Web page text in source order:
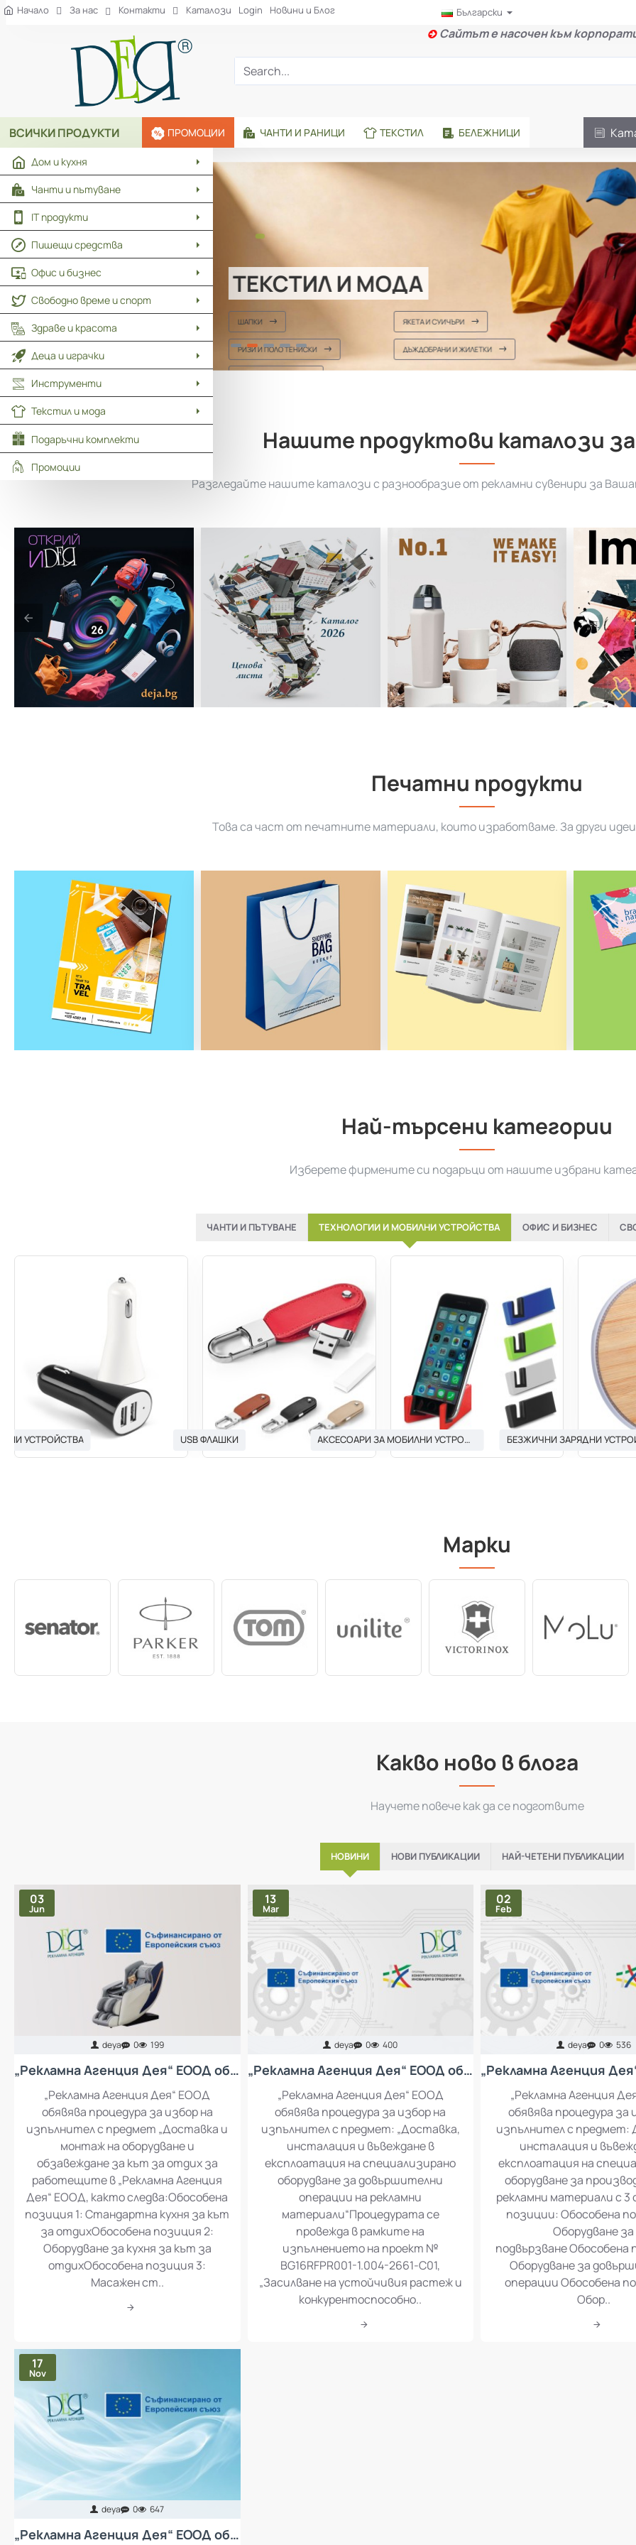
Рекламна
агенция
Начало За нас Контакти Каталози Login Новини и Блог
Сайтът е насочен към
Български
Search...
ВСИЧКИ ПРОДУКТИ
Дом и кухня
Чанти и пътуване
IT продукти
Пишещи средства
Офис и бизнес
Свободно време и спорт
Здраве и красота
Деца и играчки
Инструменти
Текстил и мода
Подаръчни комплекти
Промоции
ПРОМОЦИИ ЧАНТИ И РАНИЦИ ТЕКСТИЛ БЕЛЕЖНИЦИ
ТЕКСТИЛ И МОДА
ШАПКИ
РИЗИ И ПОЛО ТЕНИСКИ
ЯКЕТА И СУИЧЪРИ
ДЪЖДОБРАНИ И ЖИЛЕТКИ
Нашите продуктови каталози
Разгледайте нашите каталози с разнообразие от рекламни сувенири за
Печатни продукти
Това са част от печатните материали, които изработваме. За други
Най-търсени категории
Изберете фирмените си подаръци от нашите избрани
ЧАНТИ И ПЪТУВАНЕ ТЕХНОЛОГИИ И МОБИЛНИ УСТРОЙСТВА ОФИС И БИЗНЕС
УСТРОЙСТВА USB ФЛАШКИ АКСЕСОАРИ ЗА МОБИЛНИ УСТРОЙСТВА И ТАБЛЕТИ БЕЗЖИЧНИ ЗАРЯДНИ
Марки
Какво ново в блога
Научете повече как да се подготвите
НОВИНИ НОВИ ПУБЛИКАЦИИ НАЙ-ЧЕТЕНИ ПУБЛИКАЦИИ
03
Jun
deya 0 199
„Рекламна Агенция Дея“ ЕООД обявява процедура за избор на изпълнител с предмет „Доставка и монтаж на оборудване и обзавеждане за кът за отдих за работещите в „Рекламна Агенция Дея“ ЕООД
„Рекламна Агенция Дея“ ЕООД
обявява процедура за избор на
изпълнител с предмет „Доставка и
монтаж на оборудване и
обзавеждане за кът за отдих за
работещите в „Рекламна Агенция
Дея“ ЕООД, както следва:Обособена
позиция 1: Стандартна кухня за кът
за отдихОбособена позиция 2:
Оборудване за кухня за кът за
отдихОбособена позиция 3:
Масажен ст..
13
Mar
deya 0 400
„Рекламна Агенция Дея“ ЕООД обявява процедура за избор на изпълнител с предмет: „Доставка, инсталация и въвеждане в експлоатация на специализирано оборудване за довършителни операции на рекламни материали“
„Рекламна Агенция Дея“ ЕООД
обявява процедура за избор на
изпълнител с предмет: „Доставка,
инсталация и въвеждане в
експлоатация на специализирано
оборудване за довършителни
операции на рекламни
материали“Процедурата се
провежда в рамките на
изпълнението на проект №
BG16RFPR001-1.004-2661-C01,
„Засилване на устойчивия растеж и
конкурентоспособно..
02
Feb
deya 0 536
„Рекламна Агенция
обявява процедура за
изпълнител с предмет:
инсталация и
експлоатация на
оборудване за
рекламни материали с 3
позиции: Обособена
Оборудване за
подвързване Обособена
Оборудване за
операции Обособена
Обор..
17
Nov
deya 0 647
„Рекламна Агенция Дея“ ЕООД обявява процедура за избор на изпълнител с предмет „Доставка и монтаж на колективни предпазни средства за защита от неблагоприятен микроклимат за работещите в „Рекламна Агенция Дея“ ЕООД - въздухопречистватели“